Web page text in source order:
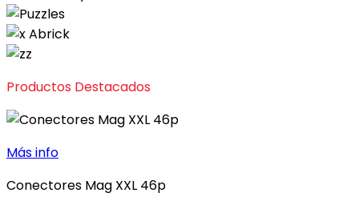
Productos Destacados
Más info
Conectores Mag XXL 46p